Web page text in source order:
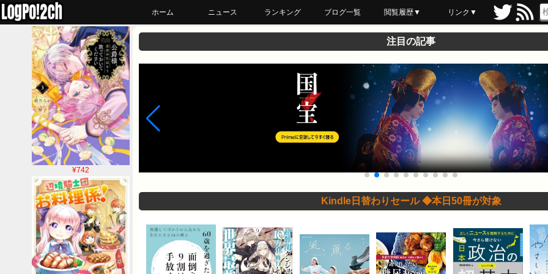
ホーム ニュース ランキング ブログ一覧 閲覧履歴▼
最近読んだ
あとで読む
ブックマーク
リンク▼
¥742
注目の記事
Kindle日替わりセール ◆本日50冊が対象